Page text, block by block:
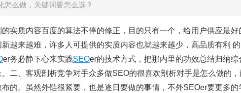
怎么做，关键词要怎么选？
实质内容百度的算法不停的修正，目的只有一个，给用户供应最
越来越难，许多人可提供的实质内容也就越来越少，高品质有利
er务必静下心来实践SEOer的技术方式，把那内里的功效总结归纳
二、客观剖析竞争对手众多做SEO的很喜欢剖析对手是怎么做的
的。虽然外链很紧要，也是逐日要做的事情，不外SEOer要更多的